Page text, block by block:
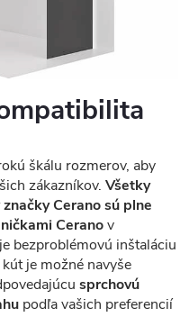
škálu rozmerov, aby
zákazníkov. Všetky
Cerano sú plne
Ceranov
bezproblémovú inštaláciu
je možné navyše
sprchovú
podľa vašich preferencií